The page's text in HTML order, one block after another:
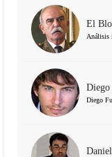
El
Análisis
Diego
Diego